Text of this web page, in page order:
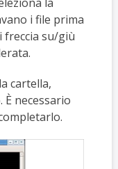
i file prima
freccia su/giù
cartella,
necessario